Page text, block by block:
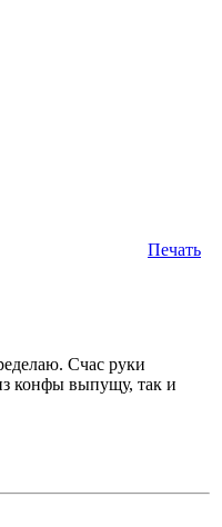
Печать
Счас руки
конфы выпущу, так и